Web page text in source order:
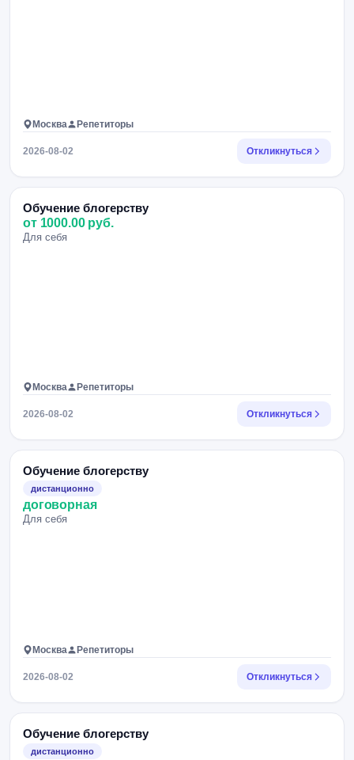
Москва Репетиторы
2026-08-02 Откликнуться
Обучение блогерству
от 1000.00 руб.
Для себя
Москва Репетиторы
2026-08-02 Откликнуться
Обучение блогерству
дистанционно
договорная
Для себя
Москва Репетиторы
2026-08-02 Откликнуться
Обучение блогерству
дистанционно